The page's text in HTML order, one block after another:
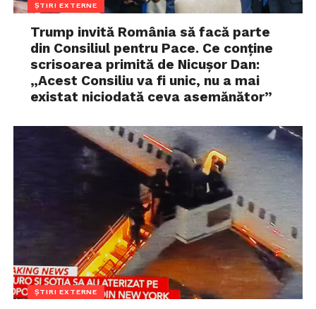
ȘTIRI EXTERNE
Trump invită România să facă parte
din Consiliul pentru Pace. Ce conține
scrisoarea primită de Nicușor Dan:
„Acest Consiliu va fi unic, nu a mai
existat niciodată ceva asemănător”
ȘTIRI EXTERNE